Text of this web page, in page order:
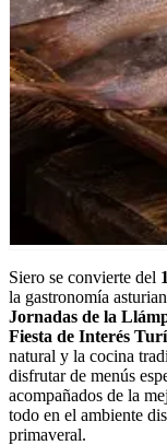
Siero se convierte del
la gastronomía
Jornadas de la
Fiesta de Interés
natural y la cocina
disfrutar de menús
acompañados de la
todo en el ambiente
primaveral.